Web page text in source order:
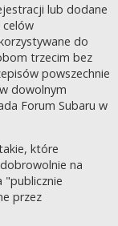
lub dodane
celów
do
trzecim bez
powszechnie
dowolnym
Forum Subaru w
które
na
"publicznie
przez